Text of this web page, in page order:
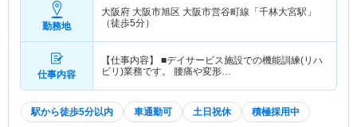
勤務地
大阪府 大阪市旭区 大阪市営谷町線「千林大宮駅」
（徒歩5分）
仕事内容
【仕事内容】 ■デイサービス施設での機能訓練(リハ
ビリ)業務です。 腰痛や変形…
駅から徒歩5分以内 車通勤可 土日祝休 積極採用中